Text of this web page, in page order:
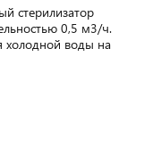
стерилизатор
0,5 м3/ч.
холодной воды на